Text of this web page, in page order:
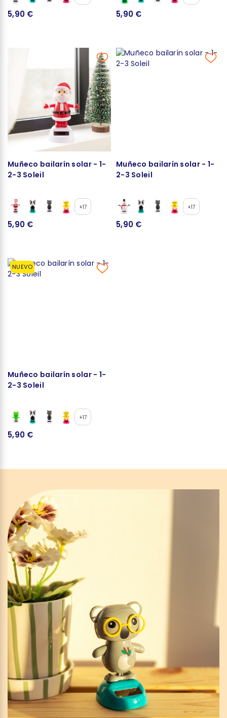
5,90 € 5,90 €
Muñeco bailarín solar - 1-
2-3 Soleil
+17
5,90 €
Muñeco bailarín solar - 1-
2-3 Soleil
+17
5,90 €
NUEVO
Muñeco bailarín solar - 1-
2-3 Soleil
+17
5,90 €